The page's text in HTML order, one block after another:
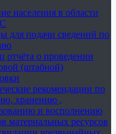
населения в области
для подачи сведений по
отчёта о проведении
(штабной)
рекомендации по
хранению ,
и восполнению
материальных ресурсов